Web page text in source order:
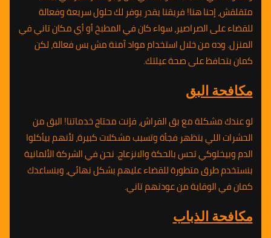
متقلقش، إحنا هنا! فريقنا يقدر يوفر لك حلول سريعة وفعالة
للقضاء على الصراصير، سواء كان في المطبخ أو أي مكان تاني في
المنزل. وده من خلال استخدام مواد آمنة مش بس فعالة، لكن
كمان بتحافظ على صحة عيلتك.
مكافحة البق
لو عندك مشكلة مع بق الفراش، فإنت محتاج خدماتنا! البق من
الحشرات اللي بتظهر فجأة وتسبب مشكلات كبيرة، لأنهم بيأكلوا
الدم وبيخلوكي تحس بالحكة والانزعاج. نحن في الشركة الألمانية
بنستخدم طرق متطورة للقضاء عليهم بشكل نهائي، وبنساعدك
كمان في الوقاية من عودتهم تاني.
مكافحة الذباب